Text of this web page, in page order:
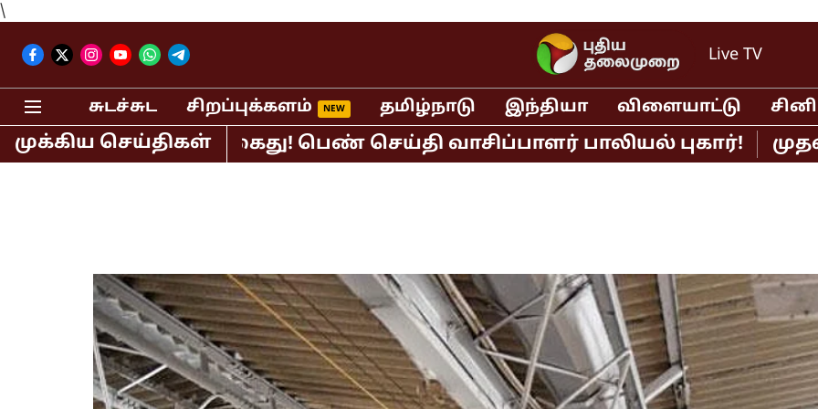
\
Live TV
சுடச்சுட சிறப்புக்களம் தமிழ்நாடு இந்தியா விளையாட்டு
முக்கிய செய்திகள்கைது! பெண் செய்தி வாசிப்பாளர் பாலியல் புகார்! முதல்வர்